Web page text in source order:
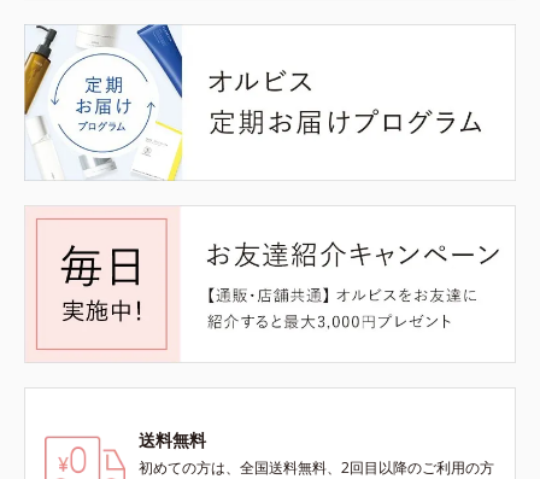
送料無料
初めての方は、全国送料無料、2回目以降のご利用の方